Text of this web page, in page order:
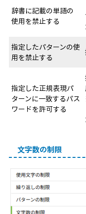
辞書に記載の単語の
使用を禁止する
指定したパターンの使
用を禁止する
指定した正規表現パ
ターンに一致するパス
ワードを許可する
文字数の制限